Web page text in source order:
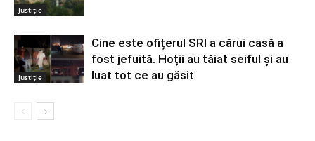
Justiție
Justiție
Cine este ofițerul SRI a cărui casă a
fost jefuită. Hoții au tăiat seiful și au
luat tot ce au găsit